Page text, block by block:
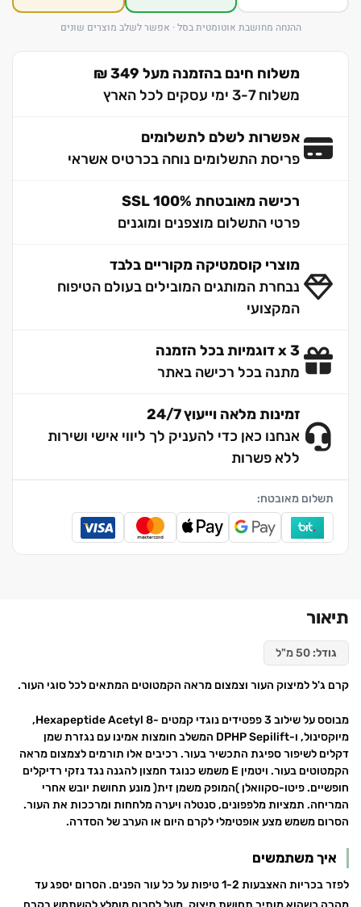
ההנחה מחושבת אוטומטית בסל · אפשר לשלב מוצרים שונים
משלוח חינם בהזמנה מעל 349 ₪
משלוח 3-7 ימי עסקים לכל הארץ
אפשרות לשלם לתשלומים
פריסת התשלומים נוחה בכרטיס אשראי
רכישה מאובטחת 100% SSL
פרטי התשלום מוצפנים ומוגנים
מוצרי קוסמטיקה מקוריים בלבד
נבחרת המותגים המובילים בעולם הטיפוח
המקצועי
3 x דוגמיות בכל הזמנה
מתנה בכל רכישה באתר
זמינות מלאה וייעוץ 24/7
אנחנו כאן כדי להעניק לך ליווי אישי ושירות
ללא פשרות
תשלום מאובטח:
תיאור
גודל:
קרם ג'ל למיצוק העור וצמצום מראה הקמטוטים המתאים לכל סוגי העור.
מבוסס על שילוב 3 פפטידים נוגדי קמטים -8 Hexapeptide Acetyl,
מיוקסינול, ו-DPHP Sepilift המשלב חומצות אמינו עם נגזרת שמן
דקלים לשיפור ספיגת התכשיר בעור. רכיבים אלו תורמים לצמצום מראה
הקמטוטים בעור. ויטמין E משמש כנוגד חמצון להגנה נגד נזקי רדיקלים
חופשיים. פיטו-סקוואלן )המופק משמן זית( מונע תחושת יובש אחרי
המריחה. תמציות מלפפונים, סנטלה ויערה מלחחות ומרככות את העור.
הסרום משמש מצע אופטימלי לקרם היום או הערב של הסדרה.
איך משתמשים
לפזר בכריות האצבעות 1-2 טיפות על כל עור הפנים. הסרום יספג עד